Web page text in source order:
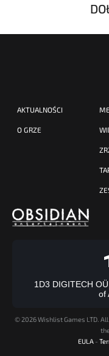
AKTUALNOŚCI
O GRZE
1D3 DIGITECH
of
© 2026 Wishlist Games LTD.
EULA -